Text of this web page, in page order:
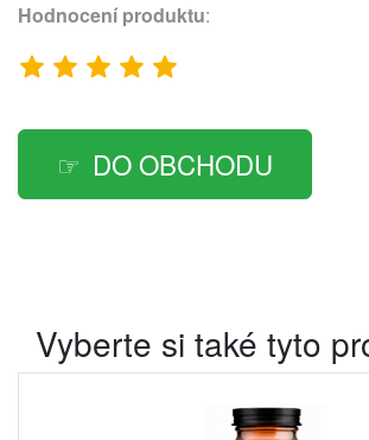
Hodnocení produktu:
DO OBCHODU
Vyberte si také tyto